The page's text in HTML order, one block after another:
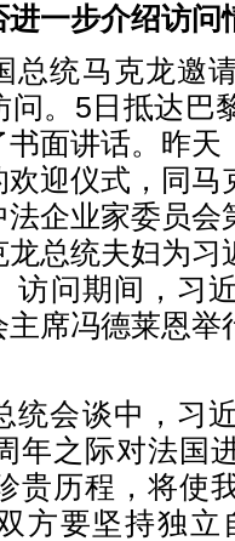
进一步介绍访问
总统马克龙邀
问。5日抵达巴
面讲话。昨天
迎仪式，同马
企业家委员会
总统夫妇为习
访问期间，习
席冯德莱恩举
统会谈中，习
年之际对法国
贵历程，将使
方要坚持独立